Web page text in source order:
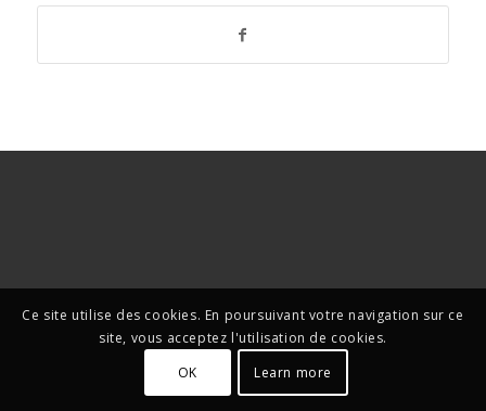
Ce site utilise des cookies. En poursuivant votre navigation sur ce
site, vous acceptez l'utilisation de cookies.
OK
Learn more